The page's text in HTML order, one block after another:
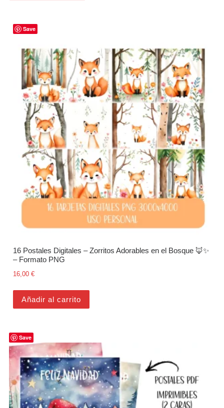
Save
16 Postales Digitales – Zorritos Adorables en el Bosque 🦊✨
– Formato PNG
16,00€
Añadir al carrito
Save